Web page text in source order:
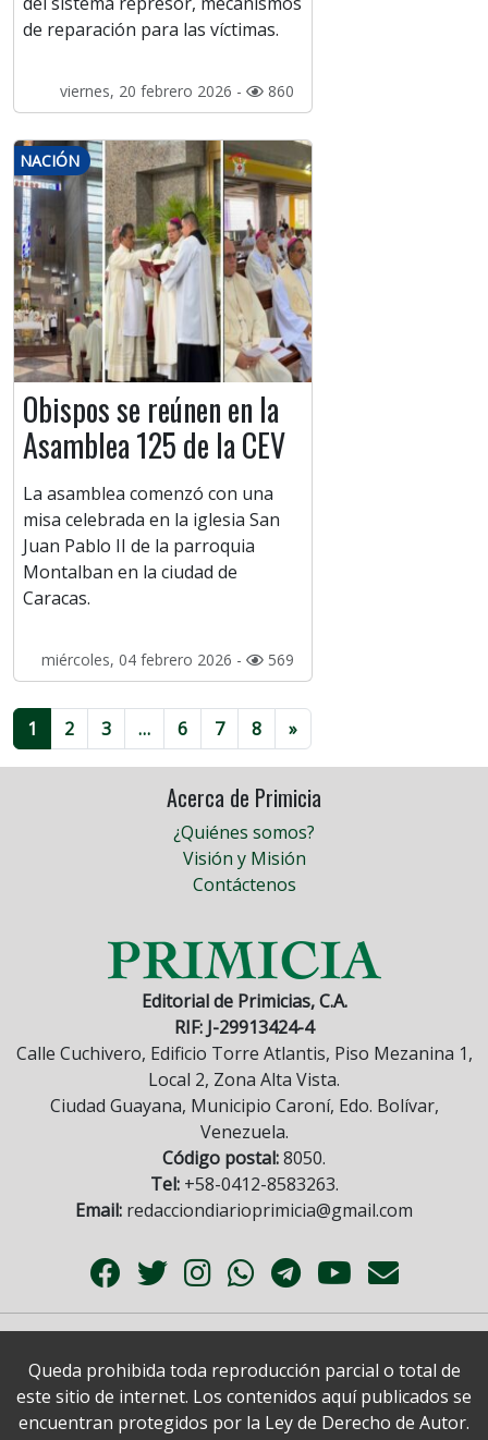
de reparación para las víctimas.
viernes, 20 febrero 2026 - 860
NACIÓN
Obispos se reúnen en la
Asamblea 125 de la CEV
La asamblea comenzó con una
misa celebrada en la iglesia San
Juan Pablo II de la parroquia
Montalban en la ciudad de
Caracas.
miércoles, 04 febrero 2026 - 569
1 2 3 … 6 7 8 »
Acerca de Primicia
¿Quiénes somos?
Visión y Misión
Contáctenos
Editorial de Primicias, C.A.
RIF: J-29913424-4
Calle Cuchivero, Edificio Torre Atlantis, Piso Mezanina 1,
Local 2, Zona Alta Vista.
Ciudad Guayana, Municipio Caroní, Edo. Bolívar,
Venezuela.
Código postal:8050.
Tel:+58-0412-8583263.
Email: redacciondiarioprimicia@gmail.com
Queda prohibida toda reproducción parcial o total de
este sitio de internet. Los contenidos aquí publicados se
encuentran protegidos por la Ley de Derecho de Autor.